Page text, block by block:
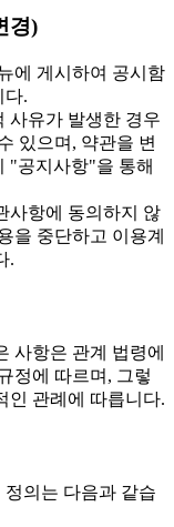
경)
에 게시하여 공시함
다.
유가 발생한 경우
있으며, 약관을 변
"공지사항"을 통해
사항에 동의하지 않
을 중단하고 이용계
.
사항은 관계 법령에
정에 따르며, 그렇
인 관례에 따릅니다.
의는 다음과 같습